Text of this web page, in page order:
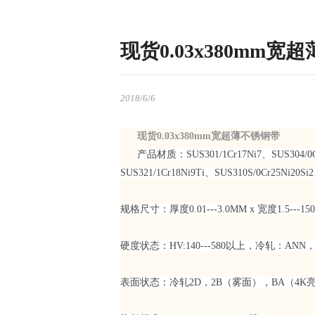
现货0.03x380mm宽超
2018/6/6
现货0.03x380mm宽超薄不锈钢带
产品材质：SUS301/1Cr17Ni7、SUS304/
SUS321/1Cr18Ni9Ti、SUS310S/
规格尺寸：厚度0.01---3.0MM x 宽度1.5---
硬度状态：HV:140---580以上，冷轧：ANN
表面状态：冷轧2D，2B（雾面），BA（4K